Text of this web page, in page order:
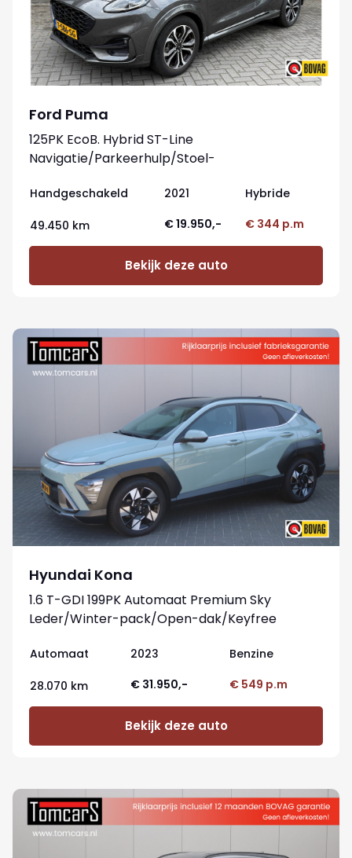
Ford Puma
125PK EcoB. Hybrid ST-Line
Navigatie/Parkeerhulp/Stoel-
Handgeschakeld 2021 Hybride
49.450 km € 19.950,- € 344 p.m
Bekijk deze auto
Hyundai Kona
1.6 T-GDI 199PK Automaat Premium Sky
Leder/Winter-pack/Open-dak/Keyfree
Automaat 2023 Benzine
28.070 km € 31.950,- € 549 p.m
Bekijk deze auto